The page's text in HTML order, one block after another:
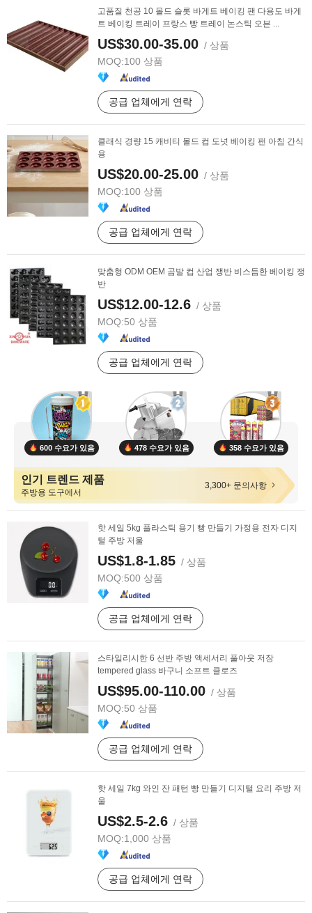
고품질 천공 10 몰드 슬롯 바게트 베이킹 팬 다용도 바게
트 베이킹 트레이 프랑스 빵 트레이 논스틱 오븐 ...
US$30.00-35.00 / 상품
MOQ:100 상품
공급 업체에게 연락
클래식 경량 15 캐비티 몰드 컵 도넛 베이킹 팬 아침 간식
용
US$20.00-25.00 / 상품
MOQ:100 상품
공급 업체에게 연락
맞춤형 ODM OEM 곰발 컵 산업 쟁반 비스듬한 베이킹 쟁
반
US$12.00-12.6 / 상품
MOQ:50 상품
공급 업체에게 연락
600 수요가 있음 478 수요가 있음 358 수요가 있음
인기 트렌드 제품
주방용 도구에서
3,300+ 문의사항
핫 세일 5kg 플라스틱 용기 빵 만들기 가정용 전자 디지
털 주방 저울
US$1.8-1.85 / 상품
MOQ:500 상품
공급 업체에게 연락
스타일리시한 6 선반 주방 액세서리 풀아웃 저장
tempered glass 바구니 소프트 클로즈
US$95.00-110.00 / 상품
MOQ:50 상품
공급 업체에게 연락
핫 세일 7kg 와인 잔 패턴 빵 만들기 디지털 요리 주방 저
울
US$2.5-2.6 / 상품
MOQ:1,000 상품
공급 업체에게 연락